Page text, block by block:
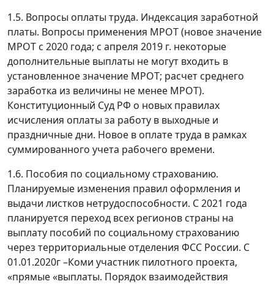
1.5. Вопросы оплаты труда. Индексация заработной
платы. Вопросы применения МРОТ (новое значение
МРОТ с 2020 года; с апреля 2019 г. некоторые
дополнительные выплаты не могут входить в
установленное значение МРОТ; расчет среднего
заработка из величины не менее МРОТ).
Конституционный Суд РФ о новых правилах
исчисления оплаты за работу в выходные и
праздничные дни. Новое в оплате труда в рамках
суммированного учета рабочего времени.
1.6. Пособия по социальному страхованию.
Планируемые изменения правил оформления и
выдачи листков нетрудоспособности. С 2021 года
планируется переход всех регионов страны на
выплату пособий по социальному страхованию
через территориальные отделения ФСС России. С
01.01.2020г –Коми участник пилотного проекта,
«прямые «выплаты. Порядок взаимодействия